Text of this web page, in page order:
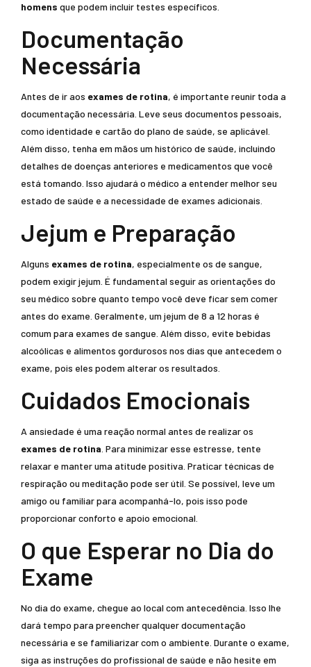
homens que podem incluir testes específicos.
Documentação
Necessária
Antes de ir aos exames de rotina, é importante reunir toda a
documentação necessária. Leve seus documentos pessoais,
como identidade e cartão do plano de saúde, se aplicável.
Além disso, tenha em mãos um histórico de saúde, incluindo
detalhes de doenças anteriores e medicamentos que você
está tomando. Isso ajudará o médico a entender melhor seu
estado de saúde e a necessidade de exames adicionais.
Jejum e Preparação
Alguns exames de rotina, especialmente os de sangue,
podem exigir jejum. É fundamental seguir as orientações do
seu médico sobre quanto tempo você deve ficar sem comer
antes do exame. Geralmente, um jejum de 8 a 12 horas é
comum para exames de sangue. Além disso, evite bebidas
alcoólicas e alimentos gordurosos nos dias que antecedem o
exame, pois eles podem alterar os resultados.
Cuidados Emocionais
A ansiedade é uma reação normal antes de realizar os
exames de rotina . Para minimizar esse estresse, tente
relaxar e manter uma atitude positiva. Praticar técnicas de
respiração ou meditação pode ser útil. Se possível, leve um
amigo ou familiar para acompanhá-lo, pois isso pode
proporcionar conforto e apoio emocional.
O que Esperar no Dia do
Exame
No dia do exame, chegue ao local com antecedência. Isso lhe
dará tempo para preencher qualquer documentação
necessária e se familiarizar com o ambiente. Durante o exame,
siga as instruções do profissional de saúde e não hesite em